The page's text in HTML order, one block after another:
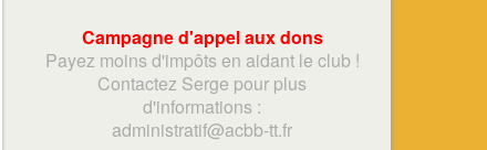
Campagne d'appel aux dons
Payez moins d'impôts en aidant le club !
Contactez Serge pour plus
d'informations :
administratif@acbb-tt.fr